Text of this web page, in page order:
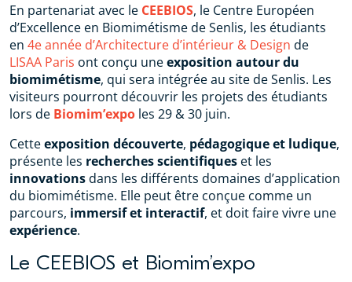
En partenariat avec le CEEBIOS, le Centre Européen
d’Excellence en Biomimétisme de Senlis, les étudiants
en 4e année d’Architecture d’intérieur & Design de
LISAA Paris ont conçu uneexposition autour du
biomimétisme, qui sera intégrée au site de Senlis. Les
visiteurs pourront découvrir les projets des étudiants
lors de Biomim’expo les 29 & 30 juin.
Cetteexposition découverte, pédagogique et ludique,
présente les recherches scientifiques et les
innovationsdans les différents domaines d’application
du biomimétisme. Elle peut être conçue comme un
parcours, immersif et interactif, et doit faire vivre une
expérience.
Le CEEBIOS et Biomim’expo